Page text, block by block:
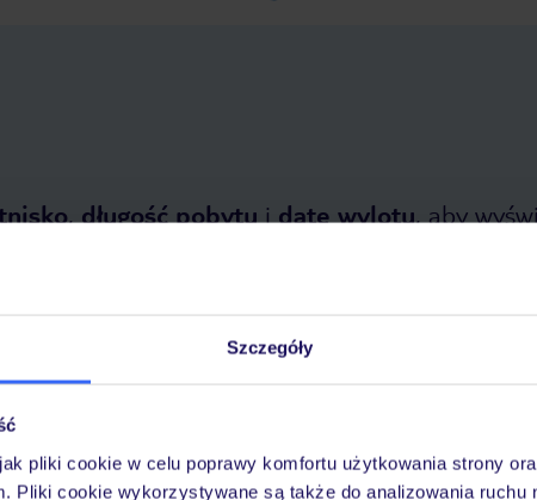
Szczegóły
pliki cookie w celu poprawy komfortu użytkowania strony
Pliki cookie wykorzystywane są także do analizowania ruchu
,długość pobytuidatę wylotu, aby